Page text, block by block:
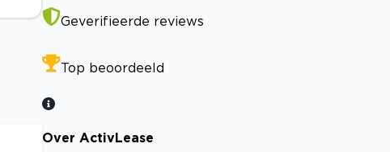
Geverifieerde reviews
Top beoordeeld
Over ActivLease